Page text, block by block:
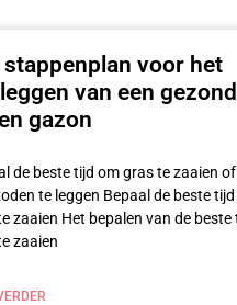
stappenplan voor het
van een
gazon
de beste tijd om gras te zaaien of
te leggen Bepaal de beste
zaaien Het bepalen van de beste
zaaien